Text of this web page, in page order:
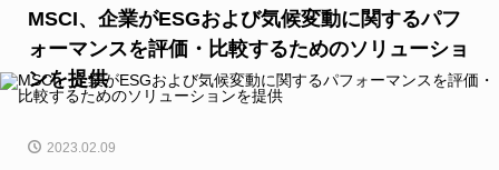
MSCI、企業がESGおよび気候変動に関するパフ
ォーマンスを評価・比較するためのソリューショ
ンを提供
2023.02.09